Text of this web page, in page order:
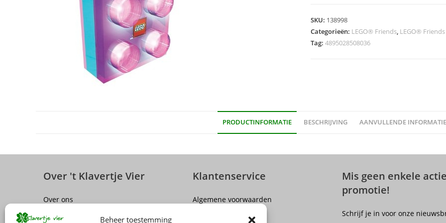
Beheer toestemming
aantal
SKU: 138998
Categorieën: LEGO® Friends, LEGO® Friends
Tag: 4895028508036
PRODUCTINFORMATIE BESCHRIJVING AANVULLENDE INFORMATIE
Over 't Klavertje Vier
Over ons
Klantenservice
Algemene voorwaarden
Mis geen enkele
promotie!
Schrijf je in voor onze